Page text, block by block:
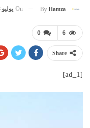
By Hamza
On يوليو 8, 2024
0 6
Share
[ad_1]